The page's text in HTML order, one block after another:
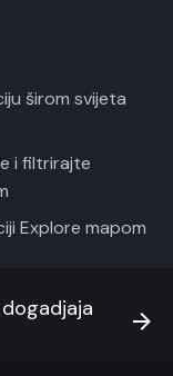
širom svijeta
i filtrirajte
Explore mapom